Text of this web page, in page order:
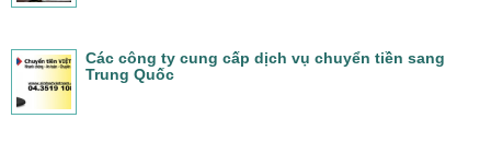
Các công ty cung cấp dịch vụ chuyển tiền sang
Trung Quốc